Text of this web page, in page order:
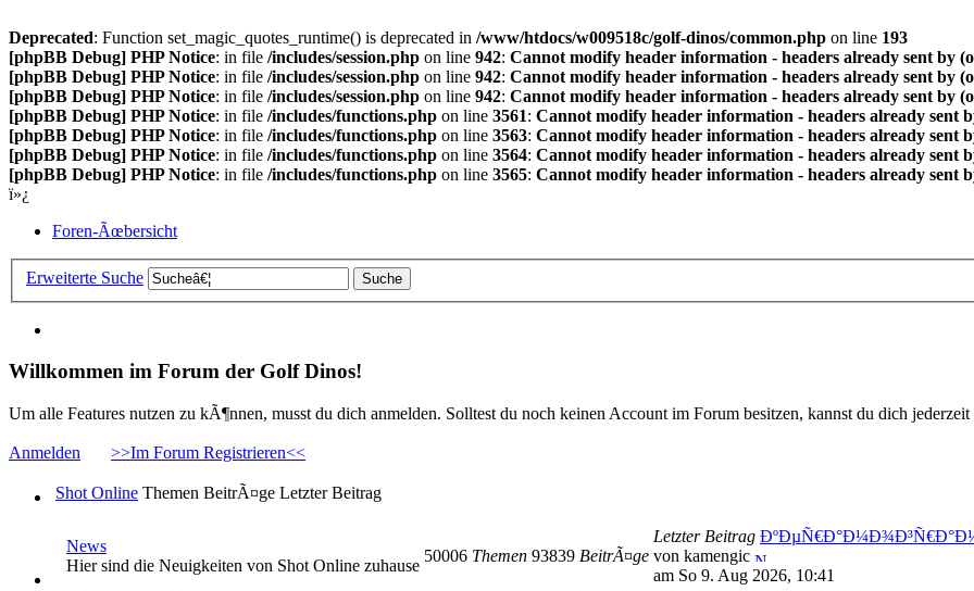
Deprecated: Function set_magic_quotes_runtime() is deprecated in /www/htdocs/w009518c/golf-dinos/common.php on line 193
[phpBB Debug] PHP Notice: in file /includes/session.php on line 942: Cannot modify header information - headers already sent by
[phpBB Debug] PHP Notice: in file /includes/session.php on line 942: Cannot modify header information - headers already sent by
[phpBB Debug] PHP Notice: in file /includes/session.php on line 942: Cannot modify header information - headers already sent by
[phpBB Debug] PHP Notice: in file /includes/functions.php on line 3561: Cannot modify header information - headers already sent
[phpBB Debug] PHP Notice: in file /includes/functions.php on line 3563: Cannot modify header information - headers already sent
[phpBB Debug] PHP Notice: in file /includes/functions.php on line 3564: Cannot modify header information - headers already sent
[phpBB Debug] PHP Notice: in file /includes/functions.php on line 3565: Cannot modify header information - headers already sent
ï»¿
Foren-Ãœbersicht
Erweiterte Suche
Willkommen im Forum der Golf Dinos!
Um alle Features nutzen zu kÃ¶nnen, musst du dich anmelden. Solltest du noch keinen Account im Forum besitzen, kannst du dich jederzeit
Anmelden >>Im Forum Registrieren<<
Shot Online Themen BeitrÃ¤ge Letzter Beitrag
News
Hier sind die Neuigkeiten von Shot Online zuhause
50006 Themen 93839 BeitrÃ¤ge
Letzter Beitrag
von kamengic
am So 9. Aug 2026, 10:41